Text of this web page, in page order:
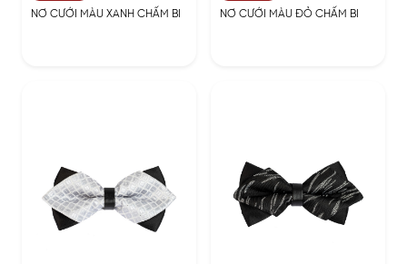
NƠ CƯỚI MÀU XANH CHẤM BI NƠ CƯỚI MÀU ĐỎ CHẤM BI